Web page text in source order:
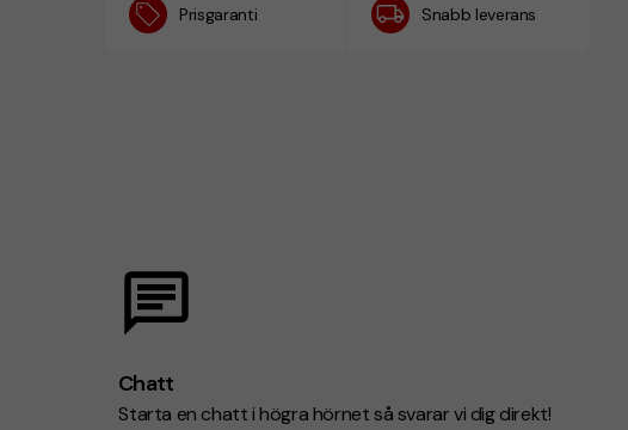
Prisgaranti Snabb leverans
Chatt
Starta en chatt i högra hörnet så svarar vi dig direkt!